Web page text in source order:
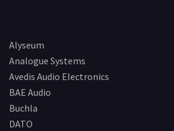
Alyseum
Analogue Systems
Avedis Audio Electronics
BAE Audio
Buchla
DATO